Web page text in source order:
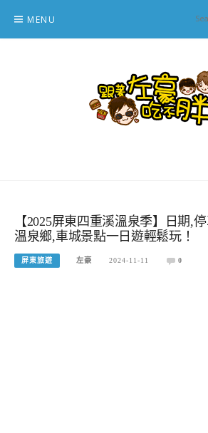
content
MENU
【2025屏東四重溪溫泉季】日期,
溫泉鄉,車城景點一日遊輕鬆玩！
屏東旅遊 左豪 2024-11-11 0